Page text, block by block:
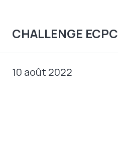
CHALLENGE
10 août 2022